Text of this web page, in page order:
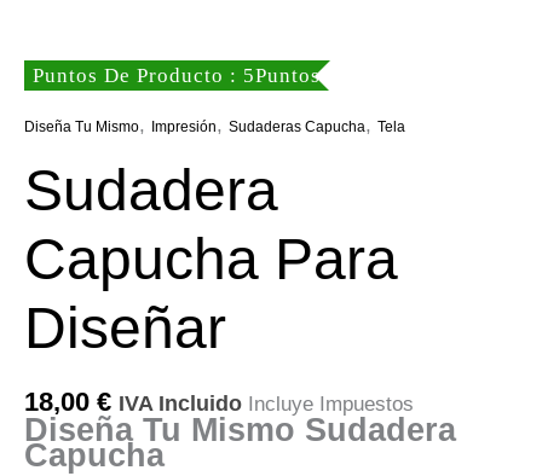
Puntos De Producto : 5Puntos
Diseña Tu Mismo, Impresión, Sudaderas Capucha, Tela
Sudadera
Capucha Para
Diseñar
18,00 € IVA Incluido Incluye Impuestos
Diseña Tu Mismo Sudadera
Capucha